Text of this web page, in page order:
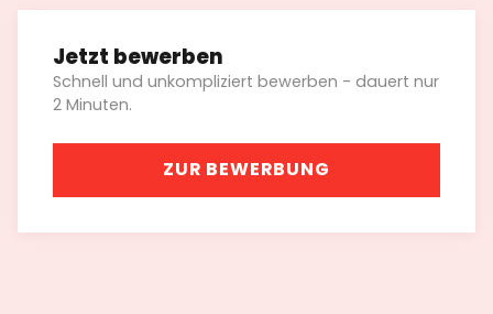
Jetzt bewerben
Schnell und unkompliziert bewerben - dauert nur
2 Minuten.
ZUR BEWERBUNG